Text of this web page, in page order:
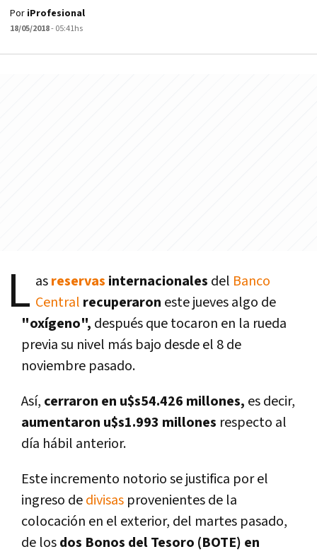
Por iProfesional
18/05/2018- 05:41hs
L asreservas internacionales del Banco
Central recuperaron este jueves algo de
"oxí­geno", después que tocaron en la rueda
previa su nivel más bajo desde el 8 de
noviembre pasado.
Así­, cerraron en u$s54.426 millones, es decir,
aumentaron u$s1.993 millones respecto al
dí­a hábil anterior.
Este incremento notorio se justifica por el
ingreso dedivisas provenientes de la
colocación en el exterior, del martes pasado,
de losdos Bonos del Tesoro (BOTE) en